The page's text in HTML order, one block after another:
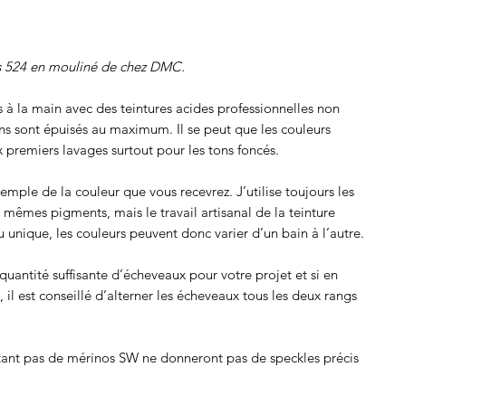
en mouliné de chez DMC.
à la main avec des teintures acides professionnelles non
sont épuisés au maximum. Il se peut que les couleurs
lavages surtout pour les tons foncés.
de la couleur que vous recevrez. J’utilise toujours les
mêmes pigments, mais le travail artisanal de la teinture
unique, les couleurs peuvent donc varier d’un bain à l’autre.
suffisante d’écheveaux pour votre projet et si en
il est conseillé d’alterner les écheveaux tous les deux rangs
pas de mérinos SW ne donneront pas de speckles précis